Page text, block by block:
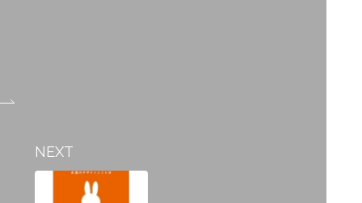
NEXT